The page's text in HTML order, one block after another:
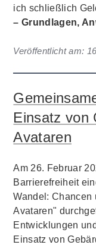
ich schließlich
– Grundlagen,
Veröffentlicht am:
Einsatz von
Avataren
Am 26. Februar
Barrierefreiheit
Wandel: Chancen
Avataren"
Entwicklungen
Einsatz von